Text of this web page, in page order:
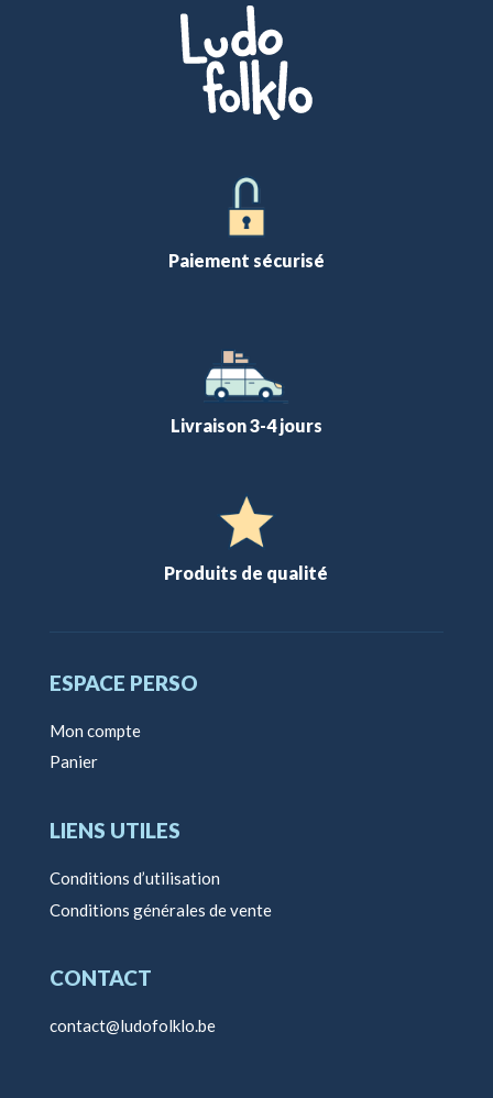
Paiement sécurisé
Livraison 3-4 jours
Produits de qualité
ESPACE PERSO
Mon compte
Panier
LIENS UTILES
Conditions d’utilisation
Conditions générales de vente
CONTACT
contact@ludofolklo.be